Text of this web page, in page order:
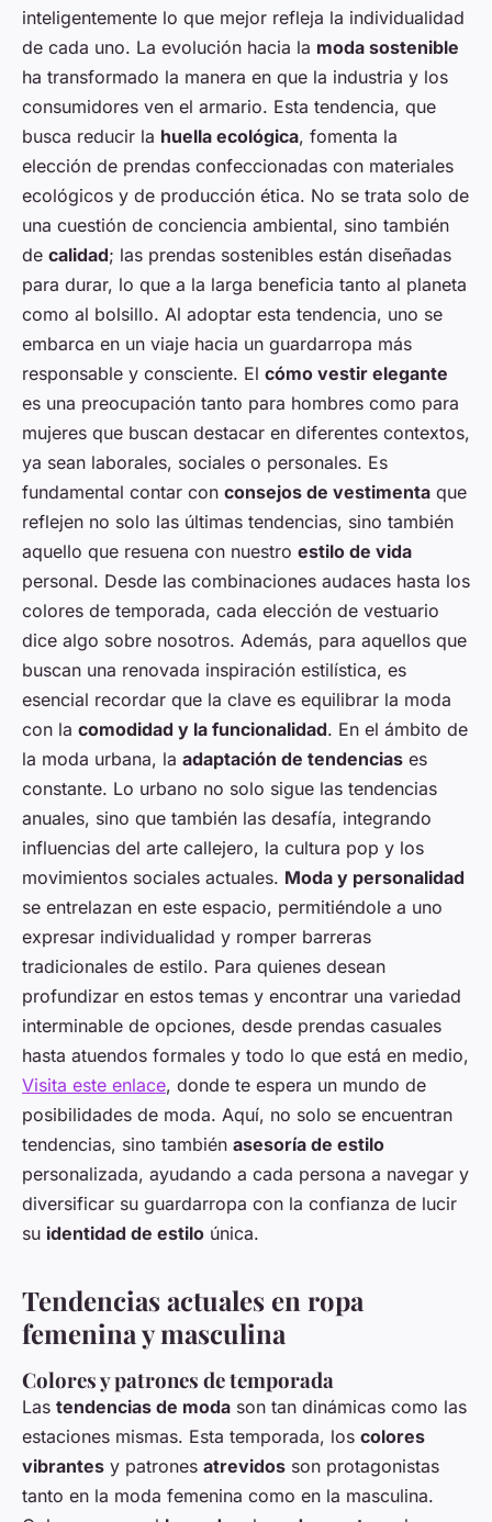
inteligentemente lo que mejor refleja la individualidad
de cada uno. La evolución hacia la moda sostenible
ha transformado la manera en que la industria y los
consumidores ven el armario. Esta tendencia, que
busca reducir la huella ecológica, fomenta la
elección de prendas confeccionadas con materiales
ecológicos y de producción ética. No se trata solo de
una cuestión de conciencia ambiental, sino también
de calidad; las prendas sostenibles están diseñadas
para durar, lo que a la larga beneficia tanto al planeta
como al bolsillo. Al adoptar esta tendencia, uno se
embarca en un viaje hacia un guardarropa más
responsable y consciente. El cómo vestir elegante
es una preocupación tanto para hombres como para
mujeres que buscan destacar en diferentes contextos,
ya sean laborales, sociales o personales. Es
fundamental contar con consejos de vestimenta que
reflejen no solo las últimas tendencias, sino también
aquello que resuena con nuestro estilo de vida
personal. Desde las combinaciones audaces hasta los
colores de temporada, cada elección de vestuario
dice algo sobre nosotros. Además, para aquellos que
buscan una renovada inspiración estilística, es
esencial recordar que la clave es equilibrar la moda
con la comodidad y la funcionalidad. En el ámbito de
la moda urbana, la adaptación de tendencias es
constante. Lo urbano no solo sigue las tendencias
anuales, sino que también las desafía, integrando
influencias del arte callejero, la cultura pop y los
movimientos sociales actuales. Moda y personalidad
se entrelazan en este espacio, permitiéndole a uno
expresar individualidad y romper barreras
tradicionales de estilo. Para quienes desean
profundizar en estos temas y encontrar una variedad
interminable de opciones, desde prendas casuales
hasta atuendos formales y todo lo que está en medio,
Visita este enlace, donde te espera un mundo de
posibilidades de moda. Aquí, no solo se encuentran
tendencias, sino también asesoría de estilo
personalizada, ayudando a cada persona a navegar y
diversificar su guardarropa con la confianza de lucir
su identidad de estilo única.
Tendencias actuales en ropa
femenina y masculina
Colores y patrones de temporada
Las tendencias de moda son tan dinámicas como las
estaciones mismas. Esta temporada, los colores
vibrantes y patrones atrevidos son protagonistas
tanto en la moda femenina como en la masculina.